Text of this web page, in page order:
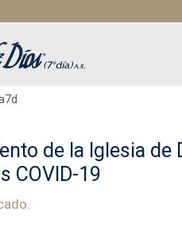
de la Iglesia de
COVID-19